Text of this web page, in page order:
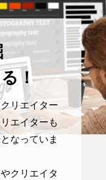
！
リエイター
エイターも
なっていま
クリエイタ